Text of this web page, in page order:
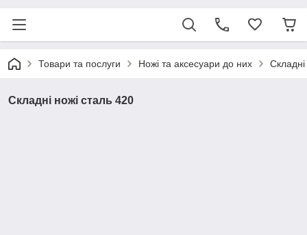
Товари та послуги Ножі та аксесуари до них
Складні ножі сталь 420